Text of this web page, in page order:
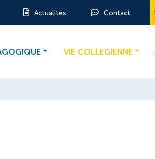
Actualités Contact
VIE COLLEGIENNE